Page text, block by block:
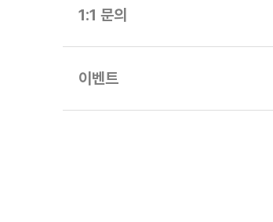
1:1 문의
이벤트